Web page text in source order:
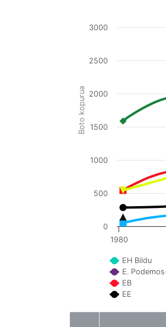
Boto kopurua
EH Bildu
E.
EB
EE
1980
0
500
1000
1500
2000
2500
3000